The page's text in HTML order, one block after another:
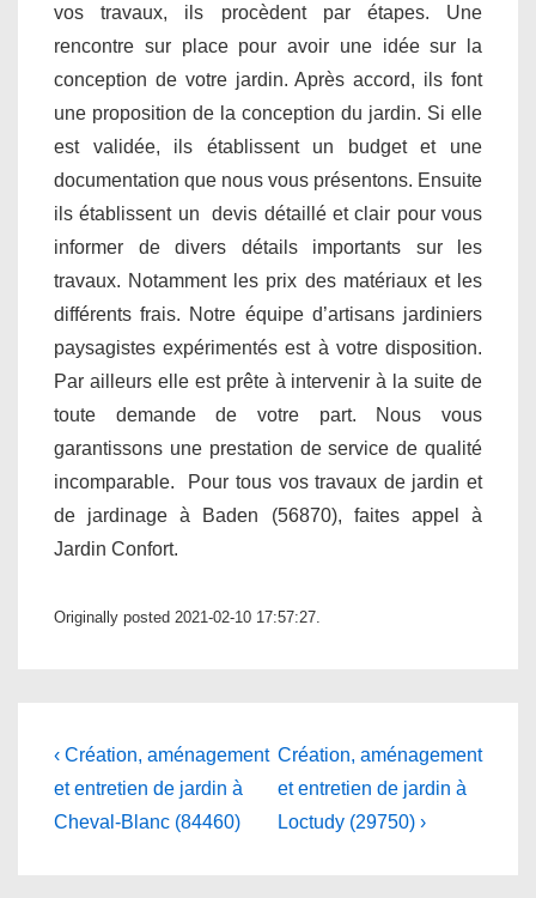
vos travaux, ils procèdent par étapes. Une
rencontre sur place pour avoir une idée sur la
conception de votre jardin. Après accord, ils font
une proposition de la conception du jardin. Si elle
est validée, ils établissent un budget et une
documentation que nous vous présentons. Ensuite
ils établissent un devis détaillé et clair pour vous
informer de divers détails importants sur les
travaux. Notamment les prix des matériaux et les
différents frais. Notre équipe d’artisans jardiniers
paysagistes expérimentés est à votre disposition.
Par ailleurs elle est prête à intervenir à la suite de
toute demande de votre part. Nous vous
garantissons une prestation de service de qualité
incomparable. Pour tous vos travaux de jardin et
de jardinage à Baden (56870), faites appel à
Jardin Confort.
Originally posted 2021-02-10 17:57:27.
Navigation
de
l’article
Previous
Post
is
‹ Création, aménagement
et entretien de jardin à
Cheval-Blanc (84460)
Next
Post
is
Création, aménagement
et entretien de jardin à
Loctudy (29750) ›